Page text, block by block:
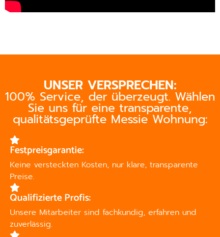
UNSER VERSPRECHEN:
100% Service, der überzeugt. Wählen
Sie uns für eine transparente,
qualitätsgeprüfte Messie Wohnung:
Festpreisgarantie:
Keine versteckten Kosten, nur klare, transparente
Preise.
Qualifizierte Profis:
Unsere Mitarbeiter sind fachkundig, erfahren und
zuverlässig.